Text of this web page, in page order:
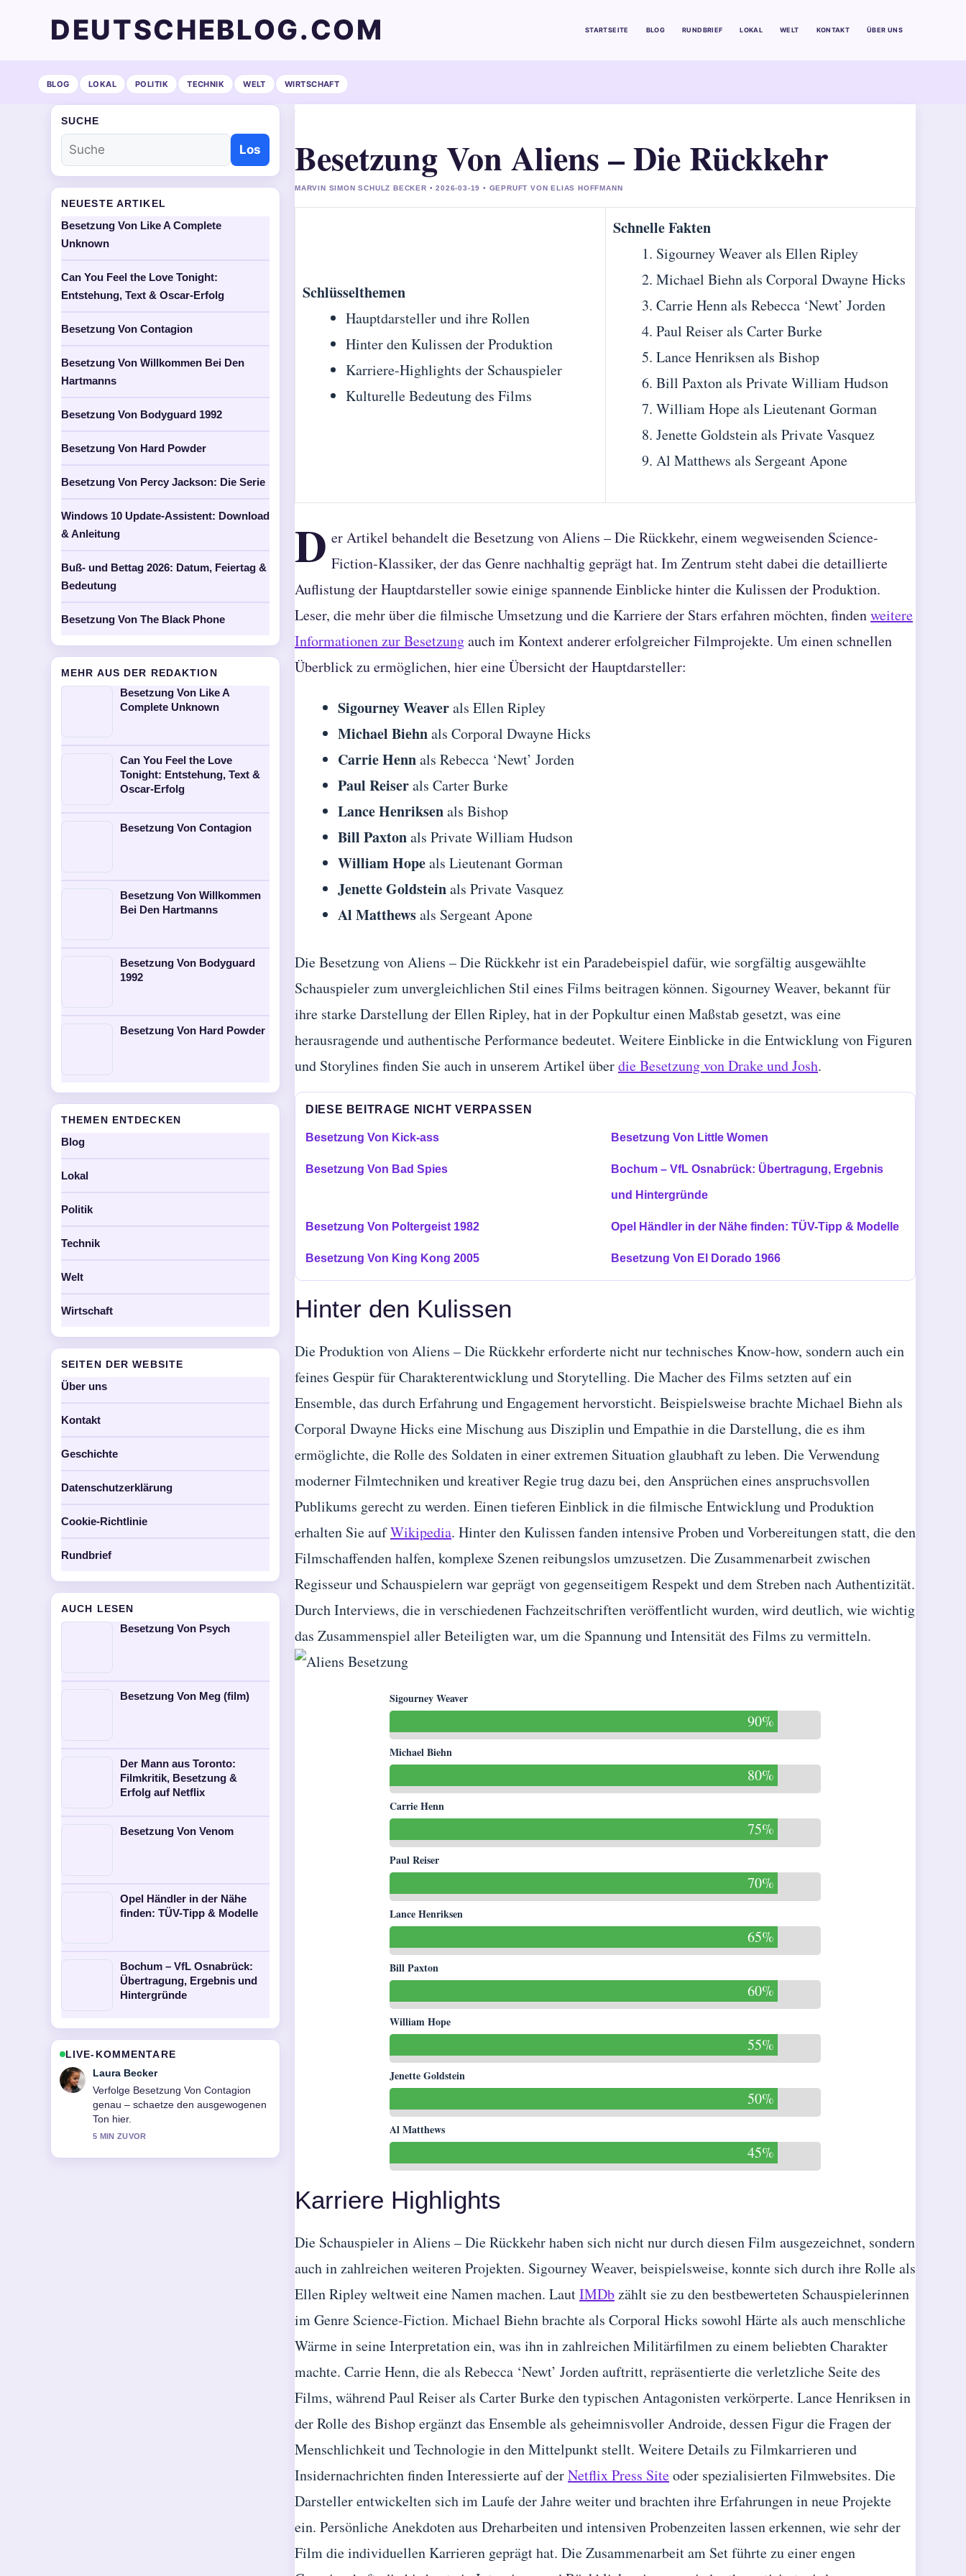
DEUTSCHEBLOG.COM STARTSEITE BLOG RUNDBRIEF LOKAL WELT KONTAKT ÜBER UNS
BLOG LOKAL POLITIK TECHNIK WELT WIRTSCHAFT
Besetzung Von Aliens – Die Rückkehr
MARVIN SIMON SCHULZ BECKER • 2026-03-19 • GEPRUFT VON ELIAS HOFFMANN
Schlüsselthemen
Hauptdarsteller und ihre Rollen
Hinter den Kulissen der Produktion
Karriere-Highlights der Schauspieler
Kulturelle Bedeutung des Films
Schnelle Fakten
Sigourney Weaver als Ellen Ripley
Michael Biehn als Corporal Dwayne Hicks
Carrie Henn als Rebecca ‘Newt’ Jorden
Paul Reiser als Carter Burke
Lance Henriksen als Bishop
Bill Paxton als Private William Hudson
William Hope als Lieutenant Gorman
Jenette Goldstein als Private Vasquez
Al Matthews als Sergeant Apone
D er Artikel behandelt die Besetzung von Aliens – Die Rückkehr, einem wegweisenden Science-
Fiction-Klassiker, der das Genre nachhaltig geprägt hat. Im Zentrum steht dabei die detaillierte
Auflistung der Hauptdarsteller sowie einige spannende Einblicke hinter die Kulissen der Produktion.
Leser, die mehr über die filmische Umsetzung und die Karriere der Stars erfahren möchten, findenweitere
Informationen zur Besetzungauch im Kontext anderer erfolgreicher Filmprojekte. Um einen schnellen
Überblick zu ermöglichen, hier eine Übersicht der Hauptdarsteller:
Sigourney Weaverals Ellen Ripley
Michael Biehnals Corporal Dwayne Hicks
Carrie Hennals Rebecca ‘Newt’ Jorden
Paul Reiserals Carter Burke
Lance Henriksenals Bishop
Bill Paxtonals Private William Hudson
William Hopeals Lieutenant Gorman
Jenette Goldsteinals Private Vasquez
Al Matthewsals Sergeant Apone
Die Besetzung von Aliens – Die Rückkehr ist ein Paradebeispiel dafür, wie sorgfältig ausgewählte
Schauspieler zum unvergleichlichen Stil eines Films beitragen können. Sigourney Weaver, bekannt für
ihre starke Darstellung der Ellen Ripley, hat in der Popkultur einen Maßstab gesetzt, was eine
herausragende und authentische Performance bedeutet. Weitere Einblicke in die Entwicklung von Figuren
und Storylines finden Sie auch in unserem Artikel überdie Besetzung von Drake und Josh.
DIESE BEITRAGE NICHT VERPASSEN
Besetzung Von Kick-ass Besetzung Von Little Women
Besetzung Von Bad Spies Bochum – VfL Osnabrück: Übertragung, Ergebnis
und Hintergründe
Besetzung Von Poltergeist 1982 Opel Händler in der Nähe finden: TÜV-Tipp & Modelle
Besetzung Von King Kong 2005 Besetzung Von El Dorado 1966
Hinter den Kulissen
Die Produktion von Aliens – Die Rückkehr erforderte nicht nur technisches Know-how, sondern auch ein
feines Gespür für Charakterentwicklung und Storytelling. Die Macher des Films setzten auf ein
Ensemble, das durch Erfahrung und Engagement hervorsticht. Beispielsweise brachte Michael Biehn als
Corporal Dwayne Hicks eine Mischung aus Disziplin und Empathie in die Darstellung, die es ihm
ermöglichte, die Rolle des Soldaten in einer extremen Situation glaubhaft zu leben. Die Verwendung
moderner Filmtechniken und kreativer Regie trug dazu bei, den Ansprüchen eines anspruchsvollen
Publikums gerecht zu werden. Einen tieferen Einblick in die filmische Entwicklung und Produktion
erhalten Sie aufWikipedia. Hinter den Kulissen fanden intensive Proben und Vorbereitungen statt, die den
Filmschaffenden halfen, komplexe Szenen reibungslos umzusetzen. Die Zusammenarbeit zwischen
Regisseur und Schauspielern war geprägt von gegenseitigem Respekt und dem Streben nach Authentizität.
Durch Interviews, die in verschiedenen Fachzeitschriften veröffentlicht wurden, wird deutlich, wie wichtig
das Zusammenspiel aller Beteiligten war, um die Spannung und Intensität des Films zu vermitteln.
Sigourney Weaver
90%
Michael Biehn
80%
Carrie Henn
75%
Paul Reiser
70%
Lance Henriksen
65%
Bill Paxton
60%
William Hope
55%
Jenette Goldstein
50%
Al Matthews
45%
Karriere Highlights
Die Schauspieler in Aliens – Die Rückkehr haben sich nicht nur durch diesen Film ausgezeichnet, sondern
auch in zahlreichen weiteren Projekten. Sigourney Weaver, beispielsweise, konnte sich durch ihre Rolle als
Ellen Ripley weltweit eine Namen machen. LautIMDbzählt sie zu den bestbewerteten Schauspielerinnen
im Genre Science-Fiction. Michael Biehn brachte als Corporal Hicks sowohl Härte als auch menschliche
Wärme in seine Interpretation ein, was ihn in zahlreichen Militärfilmen zu einem beliebten Charakter
machte. Carrie Henn, die als Rebecca ‘Newt’ Jorden auftritt, repräsentierte die verletzliche Seite des
Films, während Paul Reiser als Carter Burke den typischen Antagonisten verkörperte. Lance Henriksen in
der Rolle des Bishop ergänzt das Ensemble als geheimnisvoller Androide, dessen Figur die Fragen der
Menschlichkeit und Technologie in den Mittelpunkt stellt. Weitere Details zu Filmkarrieren und
Insidernachrichten finden Interessierte auf derNetflix Press Siteoder spezialisierten Filmwebsites. Die
Darsteller entwickelten sich im Laufe der Jahre weiter und brachten ihre Erfahrungen in neue Projekte
ein. Persönliche Anekdoten aus Dreharbeiten und intensiven Probenzeiten lassen erkennen, wie sehr der
Film die individuellen Karrieren geprägt hat. Die Zusammenarbeit am Set führte zu einer engen
SUCHE
Los
NEUESTE ARTIKEL
Besetzung Von Like A Complete
Unknown
Can You Feel the Love Tonight:
Entstehung, Text & Oscar-Erfolg
Besetzung Von Contagion
Besetzung Von Willkommen Bei Den
Hartmanns
Besetzung Von Bodyguard 1992
Besetzung Von Hard Powder
Besetzung Von Percy Jackson: Die Serie
Windows 10 Update-Assistent: Download
& Anleitung
Buß- und Bettag 2026: Datum, Feiertag &
Bedeutung
Besetzung Von The Black Phone
MEHR AUS DER REDAKTION
Besetzung Von Like A
Complete Unknown
Can You Feel the Love
Tonight: Entstehung, Text &
Oscar-Erfolg
Besetzung Von Contagion
Besetzung Von Willkommen
Bei Den Hartmanns
Besetzung Von Bodyguard
1992
Besetzung Von Hard Powder
THEMEN ENTDECKEN
Blog
Lokal
Politik
Technik
Welt
Wirtschaft
SEITEN DER WEBSITE
Über uns
Kontakt
Geschichte
Datenschutzerklärung
Cookie-Richtlinie
Rundbrief
AUCH LESEN
Besetzung Von Psych
Besetzung Von Meg (film)
Der Mann aus Toronto:
Filmkritik, Besetzung &
Erfolg auf Netflix
Besetzung Von Venom
Opel Händler in der Nähe
finden: TÜV-Tipp & Modelle
Bochum – VfL Osnabrück:
Übertragung, Ergebnis und
Hintergründe
LIVE-KOMMENTARE
Nico Hoffmann
Hilfreicher Kontext zu Besetzung Von
Like A Complete Unknown. Bitte haltet
diesen Liveticker aktuell.
7 MIN ZUVOR